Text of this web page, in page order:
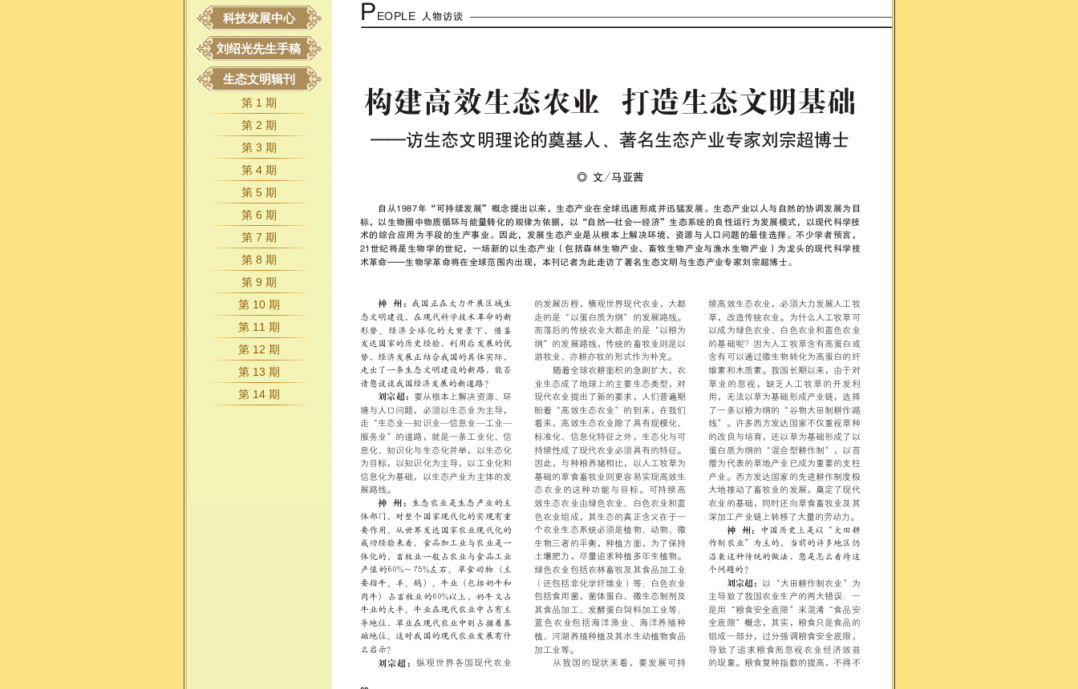
科技发展中心
刘绍光先生手稿
生态文明辑刊
第 1 期
第 2 期
第 3 期
第 4 期
第 5 期
第 6 期
第 7 期
第 8 期
第 9 期
第 10 期
第 11 期
第 12 期
第 13 期
第 14 期